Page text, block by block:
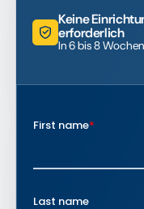
Keine
erforderlich
In 6 bis 8